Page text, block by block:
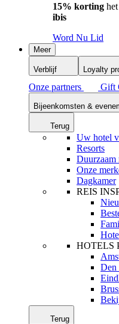
15% korting
ibis
Word Nu Lid
Meer
Verblijf Loyalty
Onze partners
Gift
Bijeenkomsten &
Terug
Uw hotel
Resorts
Duurzaam
Onze
Dagkamer
REIS
HOTELS
Den
Terug